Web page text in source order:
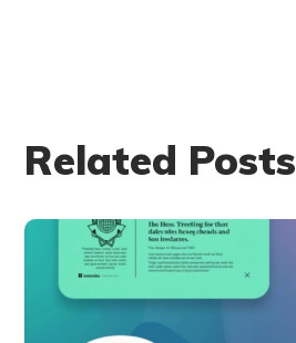
Related Posts